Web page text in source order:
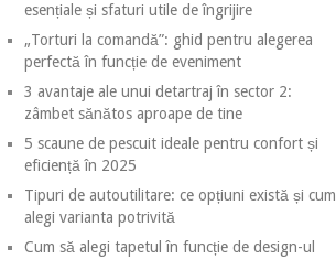
esențiale și sfaturi utile de îngrijire
„Torturi la comandă”: ghid pentru alegerea
perfectă în funcție de eveniment
3 avantaje ale unui detartraj în sector 2:
zâmbet sănătos aproape de tine
5 scaune de pescuit ideale pentru confort și
eficiență în 2025
Tipuri de autoutilitare: ce opțiuni există și cum
alegi varianta potrivită
Cum să alegi tapetul în funcție de design-ul